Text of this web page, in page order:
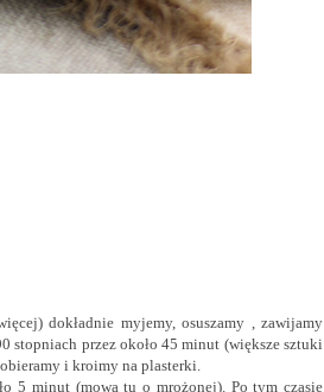
dokładnie myjemy, osuszamy , zawijamy
stopniach przez około 45 minut (większe sztuki
i kroimy na plasterki.
5 minut (mowa tu o mrożonej). Po tym czasie